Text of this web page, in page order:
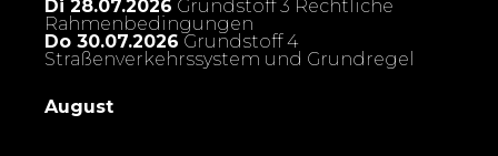
Di 28.07.2026 Grundstoff 3 Rechtliche
Rahmenbedingungen
Do 30.07.2026 Grundstoff 4
Straßenverkehrssystem und Grundregel
August